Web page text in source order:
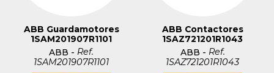
ABB Guardamotores
1SAM201907R1101
ABB - Ref.
1SAM201907R1101
ABB Contactores
1SAZ721201R1043
ABB - Ref.
1SAZ721201R1043